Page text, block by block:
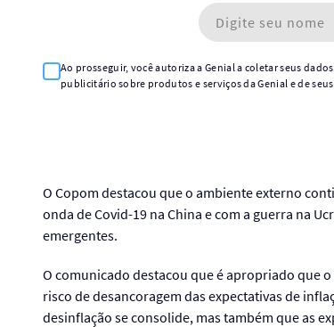
Ao prosseguir, você autoriza a Genial a coletar seus
publicitário sobre produtos e serviços da Genial e de
O Copom destacou que o ambiente externo
onda de Covid-19 na China e com a guerra na
emergentes.
O comunicado destacou que é apropriado que
risco de desancoragem das expectativas de
desinflação se consolide, mas também que as